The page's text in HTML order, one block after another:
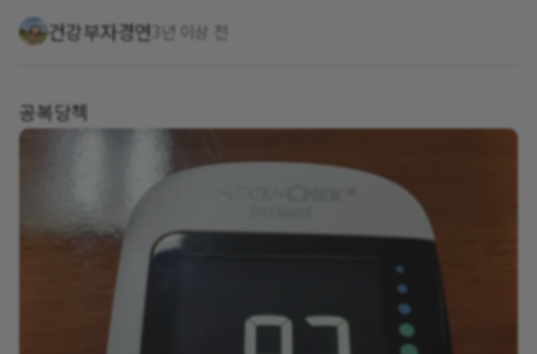
건강부자경연 3년 이상 전
공복당첵